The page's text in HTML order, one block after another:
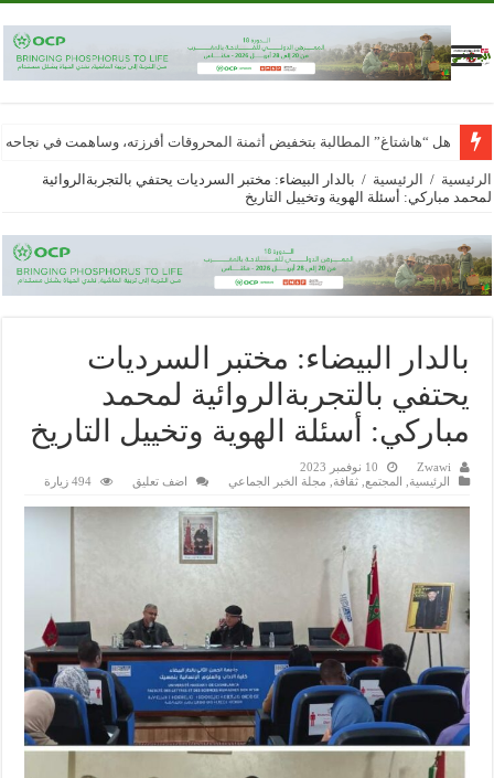
هل “هاشتاغ” المطالبة بتخفيض أثمنة المحروقات أفرزته، وساهمت في
الرئيسية / الرئيسية / بالدار البيضاء: مختبر السرديات يحتفي بالتجربةالروائية
لمحمد مباركي: أسئلة الهوية وتخييل التاريخ
بالدار البيضاء: مختبر السرديات
يحتفي بالتجربةالروائية لمحمد
مباركي: أسئلة الهوية وتخييل التاريخ
Zwawi
10 نوفمبر 2023
الرئيسية
المجتمع ,ثقافة مجلة الخبر الجماعي اضف تعليق 494 زيارة